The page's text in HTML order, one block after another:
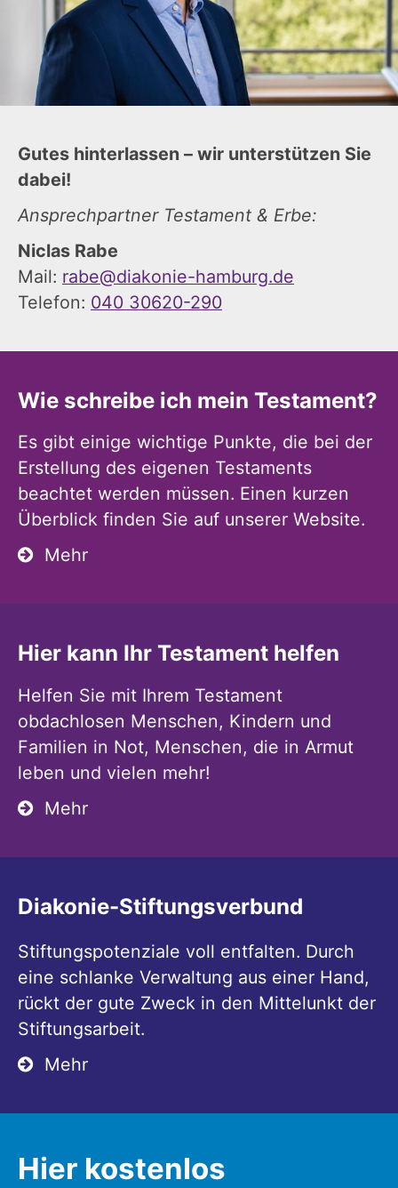
Gutes hinterlassen – wir unterstützen Sie
dabei!
Ansprechpartner Testament & Erbe:
Niclas Rabe
Mail: rabe@diakonie-hamburg.de
Telefon: 040 30620-290
Wie schreibe ich mein Testament?
Es gibt einige wichtige Punkte, die bei der
Erstellung des eigenen Testaments
beachtet werden müssen. Einen kurzen
Überblick finden Sie auf unserer Website.
Mehr
Hier kann Ihr Testament helfen
Helfen Sie mit Ihrem Testament
obdachlosen Menschen, Kindern und
Familien in Not, Menschen, die in Armut
leben und vielen mehr!
Mehr
Diakonie-Stiftungsverbund
Stiftungspotenziale voll entfalten. Durch
eine schlanke Verwaltung aus einer Hand,
rückt der gute Zweck in den Mittelunkt der
Stiftungsarbeit.
Mehr
Hier kostenlos